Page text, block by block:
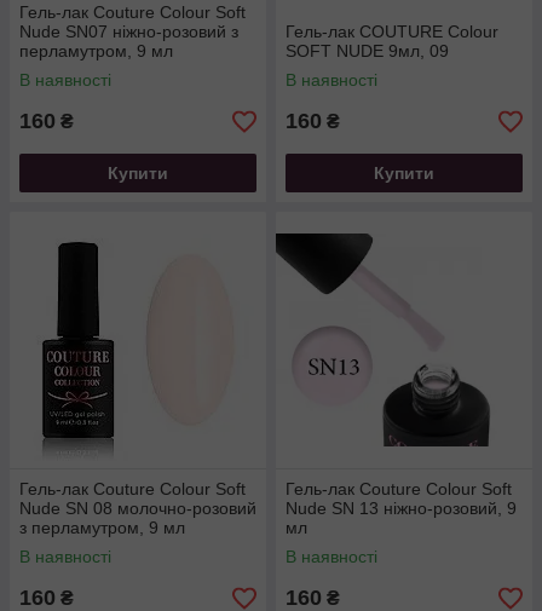
Гель-лак Couture Colour Soft
Nude SN07 ніжно-розовий з
перламутром, 9 мл
В наявності
160 ₴
Купити
Гель-лак COUTURE Colour
SOFT NUDE 9мл, 09
В наявності
160 ₴
Купити
Гель-лак Couture Colour Soft
Nude SN 08 молочно-розовий
з перламутром, 9 мл
В наявності
160 ₴
Гель-лак Couture Colour Soft
Nude SN 13 ніжно-розовий, 9
мл
В наявності
160 ₴